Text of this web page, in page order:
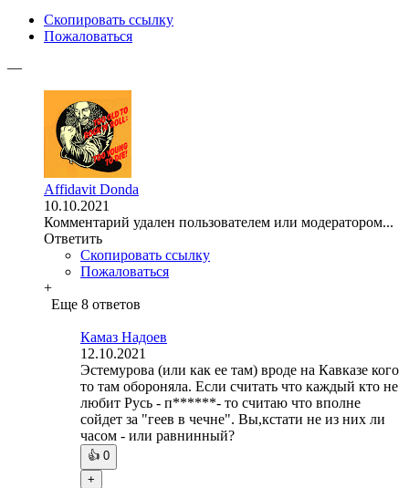
Скопировать ссылку
Пожаловаться
—
Affidavit Donda
10.10.2021
Комментарий удален пользователем или модератором...
Ответить
Скопировать ссылку
Пожаловаться
+
Еще 8 ответов
Камаз Надоев
12.10.2021
Эстемурова (или как ее там) вроде на Кавказе кого
то там обороняла. Если считать что каждый кто не
любит Русь - п******- то считаю что вполне
сойдет за "геев в чечне". Вы,кстати не из них ли
часом - или равнинный?
👍 0
+